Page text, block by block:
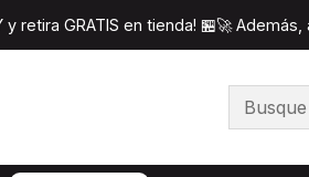
y retira GRATIS en tienda! 🏪🚀
Inicio Perifericos Combos